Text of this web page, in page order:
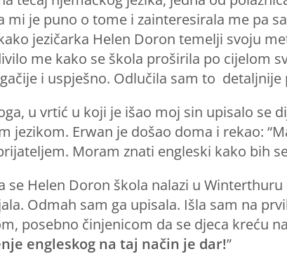
mi je puno o tome i zainteresirala me pa
jezičarka Helen Doron temelji svoju
me kako se škola proširila po cijelom
i uspješno. Odlučila sam to
u vrtić u koji je išao moj sin upisalo se
jezikom. Erwan je došao doma i rekao:
Moram znati engleski kako bih
se Helen Doron škola nalazi u
Odmah sam ga upisala. Išla sam na
posebno činjenicom da se djeca kreću
engleskog na taj način je dar!”